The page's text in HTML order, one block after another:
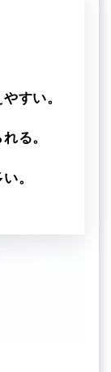
すい。
る。
。